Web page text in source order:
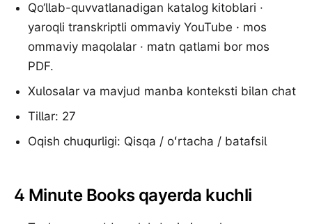
Qo‘llab-quvvatlanadigan katalog kitoblari ·
yaroqli transkriptli ommaviy YouTube · mos
ommaviy maqolalar · matn qatlami bor mos
PDF.
Xulosalar va mavjud manba konteksti bilan chat
Tillar: 27
Oqish chuqurligi: Qisqa / oʻrtacha / batafsil
4 Minute Books qayerda kuchli